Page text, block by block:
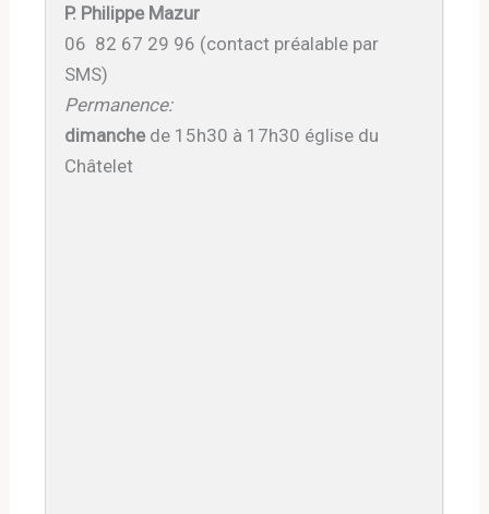
P. Philippe Mazur
06 82 67 29 96 (contact préalable par
SMS)
Permanence:
dimanchede 15h30 à 17h30 église du
Châtelet